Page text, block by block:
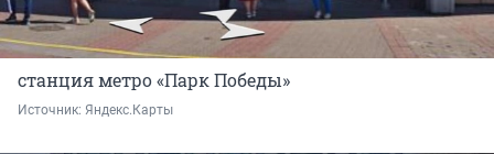
станция метро «Парк Победы»
Источник: Яндекс.Карты